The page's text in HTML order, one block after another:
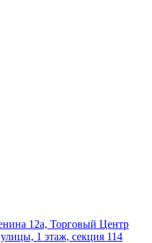
12а, Торговый Центр
1 этаж, секция 114